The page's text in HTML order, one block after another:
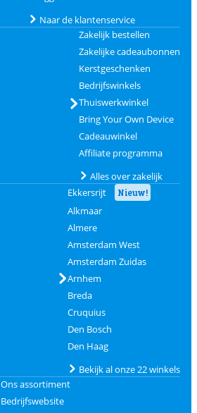
Naar de klantenservice
Zakelijk bestellen
Zakelijke cadeaubonnen
Kerstgeschenken
Bedrijfswinkels
Thuiswerkwinkel
Bring Your Own Device
Cadeauwinkel
Affiliate programma
Alles over zakelijk
Ekkersrijt Nieuw!
Alkmaar
Almere
Amsterdam West
Amsterdam Zuidas
Arnhem
Breda
Cruquius
Den Bosch
Den Haag
Bekijk al onze 22 winkels
Ons assortiment
Bedrijfswebsite